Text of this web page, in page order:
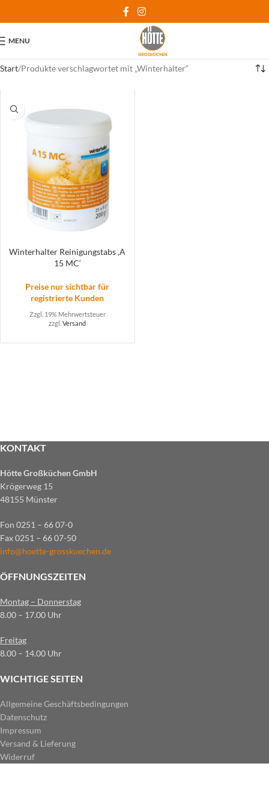
MENU
Start Produkte verschlagwortet mit „Winterhalter“
Winterhalter Reinigungstabs ‚A
15 MC‘
Preise nur sichtbar für
registrierte Kunden
Zzgl. 19% Mehrwertsteuer
zzgl.Versand
KONTAKT
Hötte Großküchen GmbH
Krögerweg 15
48155 Münster
Fon 0251 – 66 07-0
Fax 0251 – 66 07-50
info@hoette-grosskuechen.de
ÖFFNUNGSZEITEN
Montag – Donnerstag
8.00 – 17.00 Uhr
Freitag
8.00 – 14.00 Uhr
WICHTIGE SEITEN
Allgemeine Geschäftsbedingungen
Datenschutz
Impressum
Versand & Lieferung
Widerruf